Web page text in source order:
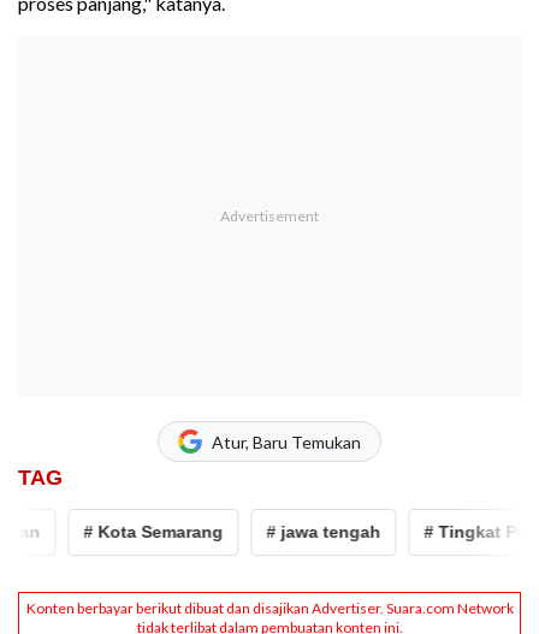
Atur, Baru Temukan
TAG
# Kota Semarang # jawa tengah # Tingkat